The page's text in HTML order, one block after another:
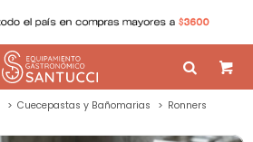
Cuecepastas y Bañomarias Ronners